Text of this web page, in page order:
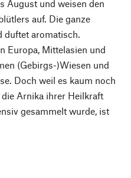
August und weisen den
auf. Die ganze
duftet aromatisch.
Europa, Mittelasien und
(Gebirgs-)Wiesen und
Doch weil es kaum noch
Arnika ihrer Heilkraft
gesammelt wurde, ist